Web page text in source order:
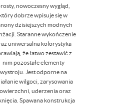
nowoczesny wygląd,
który dobrze wpisuje się w
dzisiejszych modnych
Staranne wykończenie
uniwersalna kolorystyka
że łatwo zestawić z
nim pozostałe elementy
wystroju. Jest odporne na
wilgoci, zarysowania
uderzenia oraz
Spawana konstrukcja